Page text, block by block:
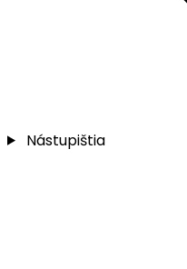
Nástupištia